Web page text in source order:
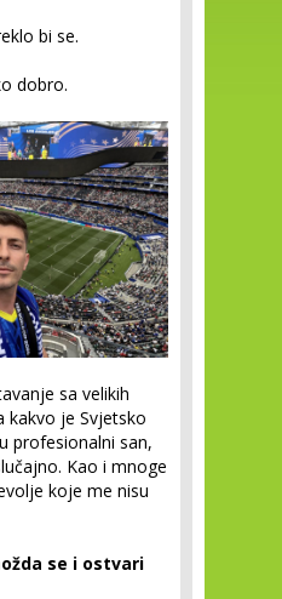
bi se.
dobro.
sa velikih
kakvo je Svjetsko
profesionalni san,
Kao i mnoge
koje me nisu
se i ostvari